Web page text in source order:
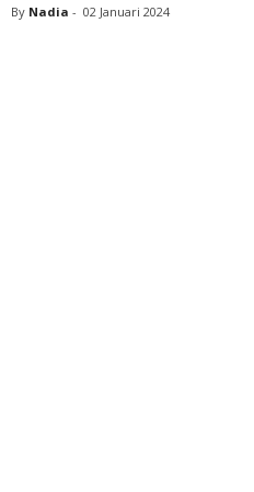
By Nadia - 02 Januari 2024